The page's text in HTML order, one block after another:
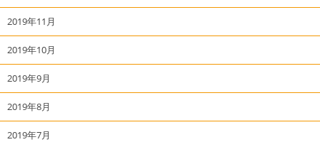
2019年11月
2019年10月
2019年9月
2019年8月
2019年7月